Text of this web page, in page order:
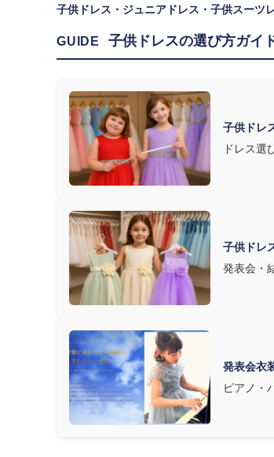
③ 演奏の動きを妨げない設計か確認す
子供ドレス・ジュニアドレス・子供スーツ
GUIDE 子供ドレスの選び方ガイ
子供ドレ
ドレス選
子供ドレ
発表会・
発表会衣
ピアノ・